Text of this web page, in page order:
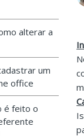
alterar a
um
office
é feito o